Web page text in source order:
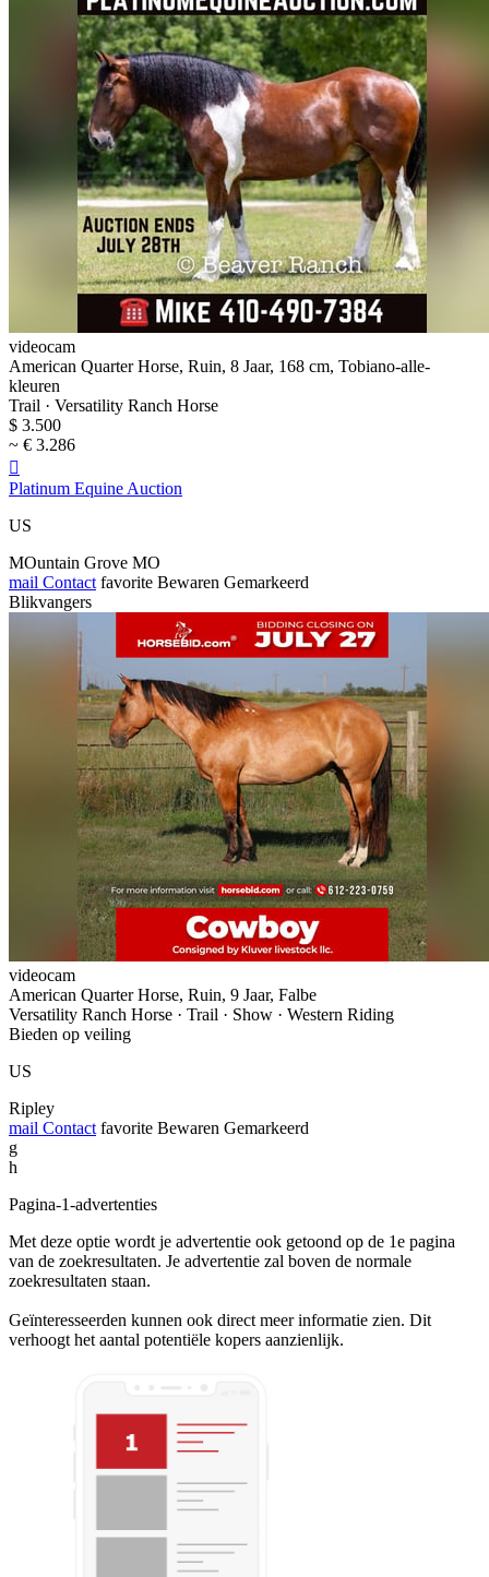
videocam
American Quarter Horse, Ruin, 8 Jaar, 168 cm, Tobiano-alle-
kleuren
Trail · Versatility Ranch Horse
$ 3.500
~ € 3.286

Platinum Equine Auction
US
MOuntain Grove MO
mail Contact favorite Bewaren Gemarkeerd
Blikvangers
videocam
American Quarter Horse, Ruin, 9 Jaar, Falbe
Versatility Ranch Horse · Trail · Show · Western Riding
Bieden op veiling
US
Ripley
mail Contact favorite Bewaren Gemarkeerd
g
h
Pagina-1-advertenties
Met deze optie wordt je advertentie ook getoond op de 1e pagina
van de zoekresultaten. Je advertentie zal boven de normale
zoekresultaten staan.
Geïnteresseerden kunnen ook direct meer informatie zien. Dit
verhoogt het aantal potentiële kopers aanzienlijk.